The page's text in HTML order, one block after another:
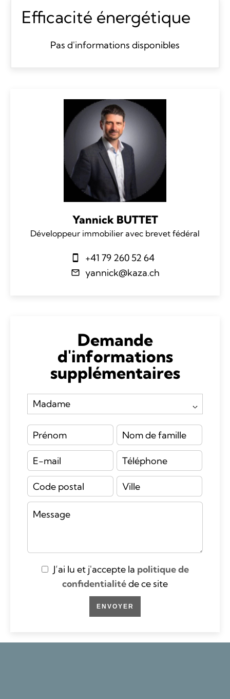
Efficacité énergétique
Pas d'informations disponibles
Yannick BUTTET
Développeur immobilier avec brevet fédéral
+41 79 260 52 64
yannick@kaza.ch
Demande
d'informations
supplémentaires
J’ai lu et j'accepte la politique de
confidentialitéde ce site
ENVOYER